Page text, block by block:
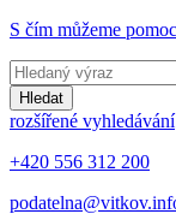
S čím můžeme
Hledat
rozšířené vyhledávání
+420 556 312 200